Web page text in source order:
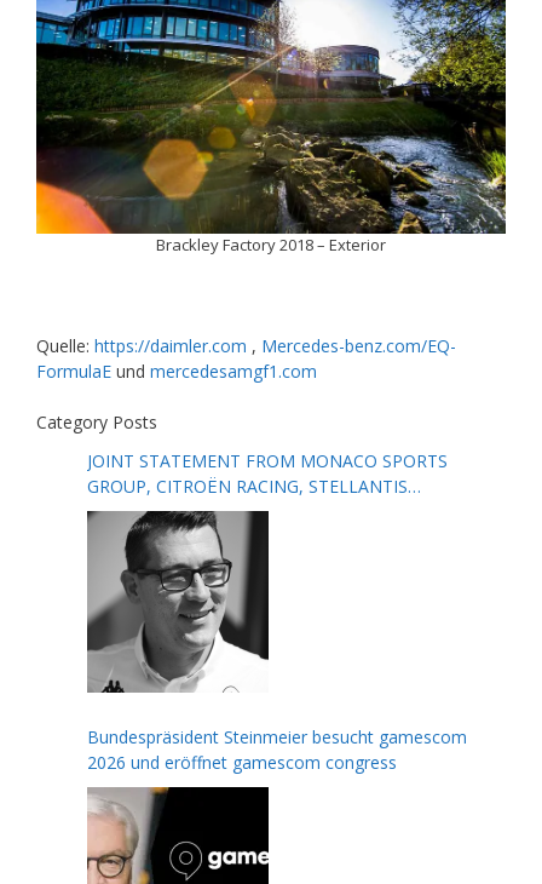
Brackley Factory 2018 – Exterior
Quelle: https://daimler.com , Mercedes-benz.com/EQ-
FormulaE und mercedesamgf1.com
Category Posts
JOINT STATEMENT FROM MONACO SPORTS
GROUP, CITROËN RACING, STELLANTIS
MOTORSPORT, FORMULA E AND THE FIA
Bundespräsident Steinmeier besucht gamescom
2026 und eröffnet gamescom congress